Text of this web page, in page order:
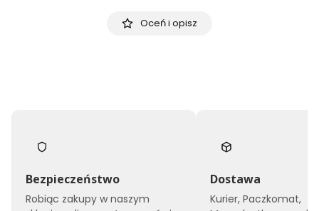
Oceń i opisz
Bezpieczeństwo
Robiąc zakupy w naszym
Dostawa
Kurier, Paczkomat,